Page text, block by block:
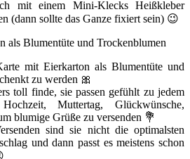
mit einem Mini-Klecks Heißkleber
(dann sollte das Ganze fixiert sein) 😉
mit Eierkarton als Blumentüte und
zu werden 🎀
toll finde, sie passen gefühlt zu jedem
Muttertag, Glückwünsche,
blumige Grüße zu versenden 💐
sind sie nicht die optimalsten
und dann passt es meistens schon